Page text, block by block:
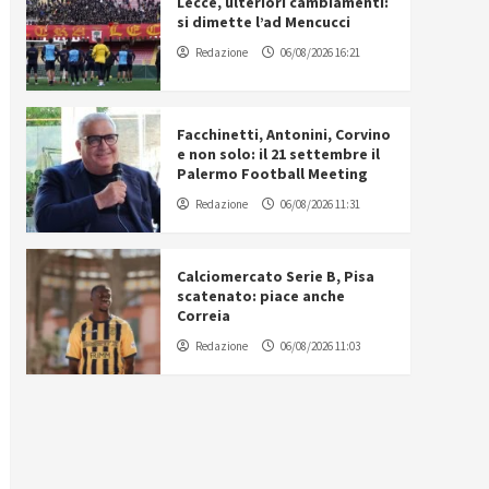
si dimette l’ad Mencucci
Redazione 06/08/2026 16:21
Facchinetti, Antonini, Corvino
e non solo: il 21 settembre il
Palermo Football Meeting
Redazione 06/08/2026 11:31
Calciomercato Serie B, Pisa
scatenato: piace anche
Correia
Redazione 06/08/2026 11:03